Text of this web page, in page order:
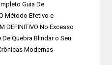
Guia De
Método Efetivo e
DEFINITIVO No Excesso
Quebra Blindar o Seu
Modernas